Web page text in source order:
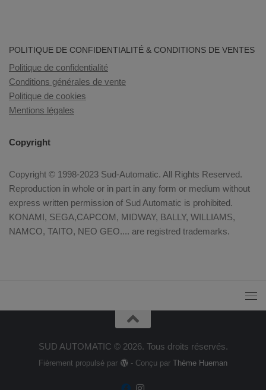
POLITIQUE DE CONFIDENTIALITÉ & CONDITIONS DE VENTES
Politique de confidentialité
Conditions générales de vente
Politique de cookies
Mentions légales
Copyright
Copyright © 1998-2023 Sud-Automatic. All Rights Reserved.
Reproduction in whole or in part in any form or medium without
express written permission of Sud Automatic is prohibited.
KONAMI, SEGA,CAPCOM, MIDWAY, BALLY, WILLIAMS,
NAMCO, TAITO, NEO GEO.... are registred trademarks.
SUD AUTOMATIC © 2026. Tous droits réservés.
Fièrement propulsé par - Conçu par Thème Hueman